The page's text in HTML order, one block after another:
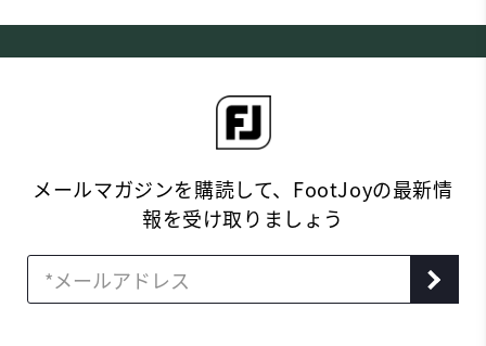
メールマガジンを購読して、FootJoyの最新情
報を受け取りましょう